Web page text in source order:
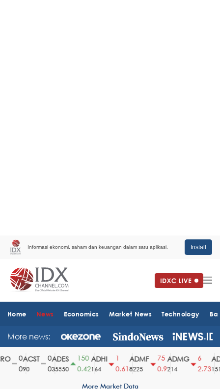
Informasi ekonomi, saham dan keuangan dalam satu aplikasi. Install
Home News Economics Market News Technology
More news:
ACST
90
ADES
35550
150
0.42
ADHI
164
0.61
ADMF
8225
75
0.9
ADMG
214
2.731510
More Market Data